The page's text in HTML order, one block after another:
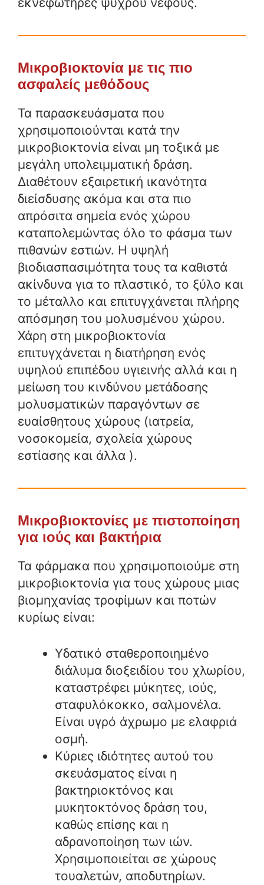
Μικροβιοκτονία με τις πιο
ασφαλείς μεθόδους
Τα παρασκευάσματα που
χρησιμοποιούνται κατά την
μικροβιοκτονία είναι μη τοξικά με
μεγάλη υπολειμματική δράση.
Διαθέτουν εξαιρετική ικανότητα
διείσδυσης ακόμα και στα πιο
απρόσιτα σημεία ενός χώρου
καταπολεμώντας όλο το φάσμα των
πιθανών εστιών. Η υψηλή
βιοδιασπασιμότητα τους τα καθιστά
ακίνδυνα για το πλαστικό, το ξύλο και
το μέταλλο και επιτυγχάνεται πλήρης
απόσμηση του μολυσμένου χώρου.
Χάρη στη μικροβιοκτονία
επιτυγχάνεται η διατήρηση ενός
υψηλού επιπέδου υγιεινής αλλά και η
μείωση του κινδύνου μετάδοσης
μολυσματικών παραγόντων σε
ευαίσθητους χώρους (ιατρεία,
νοσοκομεία, σχολεία χώρους
εστίασης και άλλα ).
Μικροβιοκτονίες με πιστοποίηση
για ιούς και βακτήρια
Τα φάρμακα που χρησιμοποιούμε στη
μικροβιοκτονία για τους χώρους μιας
βιομηχανίας τροφίμων και ποτών
κυρίως είναι:
Υδατικό σταθεροποιημένο
διάλυμα διοξειδίου του χλωρίου,
καταστρέφει μύκητες, ιούς,
σταφυλόκοκκο, σαλμονέλα.
Είναι υγρό άχρωμο με ελαφριά
οσμή.
Κύριες ιδιότητες αυτού του
σκευάσματος είναι η
βακτηριοκτόνος και
μυκητοκτόνος δράση του,
καθώς επίσης και η
αδρανοποίηση των ιών.
Χρησιμοποιείται σε χώρους
τουαλετών, αποδυτηρίων.